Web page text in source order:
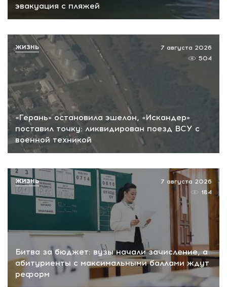
эвакуация с пляжей
«Герань» остановила эшелон, «Искандер»
поставил точку: ликвидирован поезд ВСУ с
военной техникой
7 августа 2026
504
ЖИЗНЬ
Битва за бюджет: вузы начали зачисление, а
абитуриенты с максимальными баллами ждут
реформ
7 августа 2026
184
ЖИЗНЬ